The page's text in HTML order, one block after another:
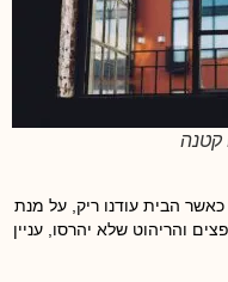
קטנה
הבית עודנו ריק, על מנת
והריהוט שלא יהרסו, עניין